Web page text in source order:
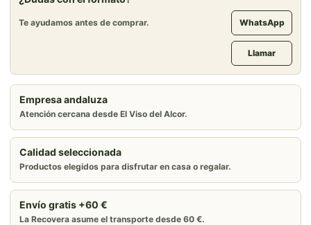
Te ayudamos antes de comprar. WhatsApp
Llamar
Empresa andaluza
Atención cercana desde El Viso del Alcor.
Calidad seleccionada
Productos elegidos para disfrutar en casa o regalar.
Envío gratis +60 €
La Recovera asume el transporte desde 60 €.